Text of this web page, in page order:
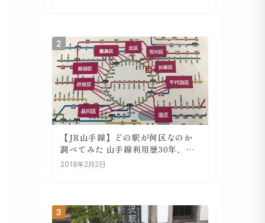
2
【JR山手線】どの駅が何区なのか
調べてみた 山手線利用歴30年、私
の考察
2018年2月2日
3